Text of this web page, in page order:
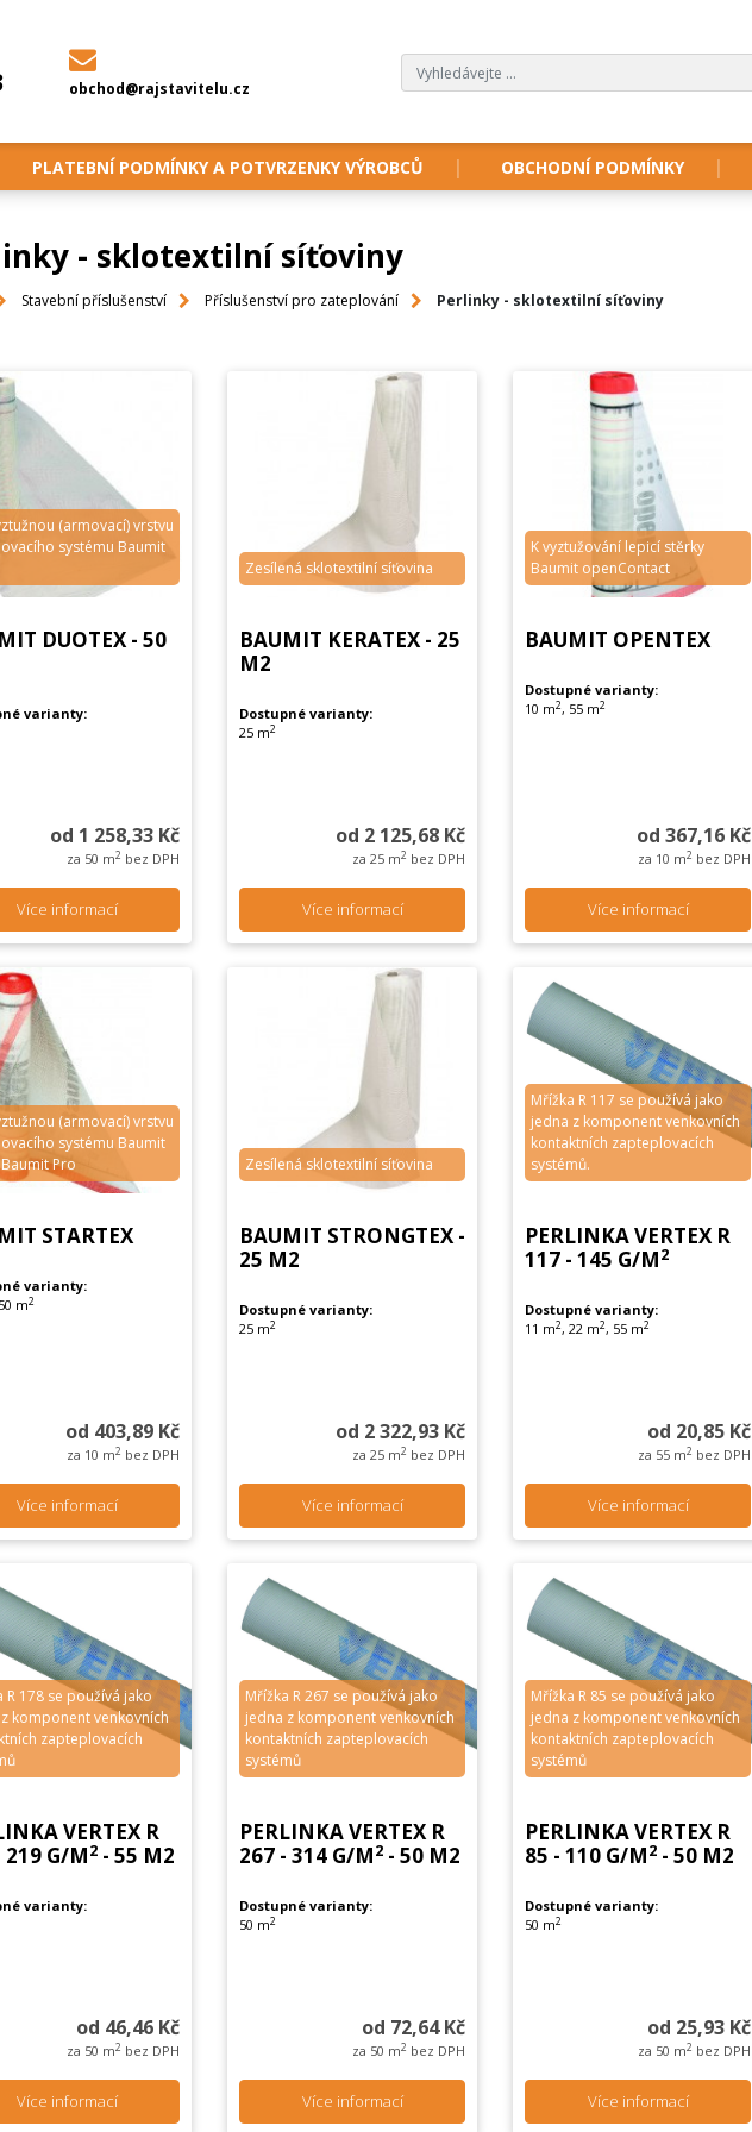
obchod@rajstavitelu.cz
PLATEBNÍ PODMÍNKY A POTVRZENKY VÝROBCŮ OBCHODNÍ PODMÍNKY
- sklotextilní síťoviny
Stavební příslušenství Příslušenství pro zateplování Perlinky - sklotextilní síťoviny
(armovací) vrstvu
systému Baumit
DUOTEX - 50
varianty:
od 1 258,33 Kč
za 50 m2 bez DPH
Více informací
Zesílená sklotextilní síťovina
BAUMIT KERATEX - 25
M2
Dostupné varianty:
25 m2
od 2 125,68 Kč
za 25 m2 bez DPH
Více informací
K vyztužování lepicí stěrky
Baumit openContact
BAUMIT OPENTEX
Dostupné varianty:
10 m2, 55 m2
od 367,16 Kč
za 10 m2 bez DPH
Více informací
(armovací) vrstvu
systému Baumit
Pro
STARTEX
varianty:
m2
od 403,89 Kč
za 10 m2 bez DPH
Více informací
Zesílená sklotextilní síťovina
BAUMIT STRONGTEX -
25 M2
Dostupné varianty:
25 m2
od 2 322,93 Kč
za 25 m2 bez DPH
Více informací
Mřížka R 117 se používá jako
jedna z komponent venkovních
kontaktních zapteplovacích
systémů.
PERLINKA VERTEX R
117 - 145 G/M2
Dostupné varianty:
11 m2, 22 m2, 55 m2
od 20,85 Kč
za 55 m2 bez DPH
Více informací
R 178 se používá jako
komponent venkovních
zapteplovacích
VERTEX R
219 G/M2 - 55 M2
varianty:
od 46,46 Kč
za 50 m2 bez DPH
Více informací
Mřížka R 267 se používá jako
jedna z komponent venkovních
kontaktních zapteplovacích
systémů
PERLINKA VERTEX R
267 - 314 G/M2 - 50 M2
Dostupné varianty:
50 m2
od 72,64 Kč
za 50 m2 bez DPH
Více informací
Mřížka R 85 se používá jako
jedna z komponent venkovních
kontaktních zapteplovacích
systémů
PERLINKA VERTEX R
85 - 110 G/M2 - 50 M2
Dostupné varianty:
50 m2
od 25,93 Kč
za 50 m2 bez DPH
Více informací